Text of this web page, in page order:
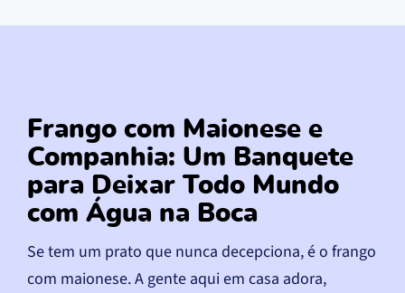
Frango com Maionese e
Companhia: Um Banquete
para Deixar Todo Mundo
com Água na Boca
Se tem um prato que nunca decepciona, é o frango
com maionese. A gente aqui em casa adora,